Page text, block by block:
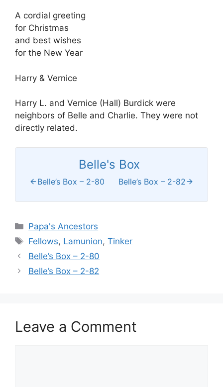
A cordial greeting
for Christmas
and best wishes
for the New Year
Harry & Vernice
Harry L. and Vernice (Hall) Burdick were
neighbors of Belle and Charlie. They were not
directly related.
Belle's Box
Belle’s Box – 2-80 Belle’s Box – 2-82
Categories
Papa's Ancestors
Tags
Fellows, Lamunion,Tinker
Belle’s Box – 2-80
Belle’s Box – 2-82
Leave a Comment